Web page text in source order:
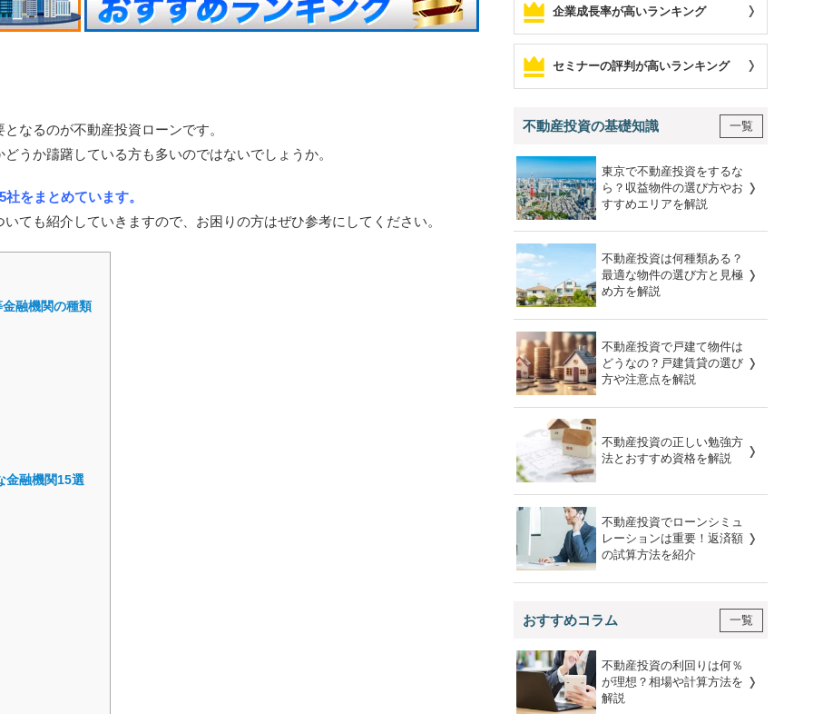
なるのが不動産投資ローンです。
うか躊躇している方も多いのではないでしょうか。
をまとめています。
ても紹介していきますので、お困りの方はぜひ参考にしてください。
融機関の種類
金融機関15選
企業成長率が高いランキング
セミナーの評判が高いランキング
不動産投資の基礎知識 一覧
東京で不動産投資をするな
ら？収益物件の選び方やお
すすめエリアを解説
不動産投資は何種類ある？
最適な物件の選び方と見極
め方を解説
不動産投資で戸建て物件は
どうなの？戸建賃貸の選び
方や注意点を解説
不動産投資の正しい勉強方
法とおすすめ資格を解説
不動産投資でローンシミュ
レーションは重要！返済額
の試算方法を紹介
おすすめコラム 一覧
不動産投資の利回りは何％
が理想？相場や計算方法を
解説